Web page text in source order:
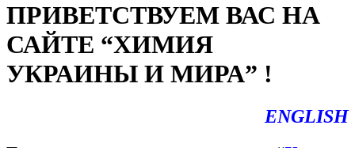
ПРИВЕТСТВУЕМ ВАС НА
САЙТЕ “ХИМИЯ
УКРАИНЫ И МИРА” !
ENGLISH